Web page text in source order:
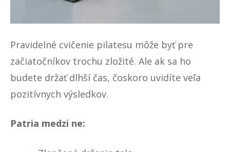
Pravidelné cvičenie pilatesu môže byť pre
začiatočníkov trochu zložité. Ale ak sa ho
budete držať dlhší čas, čoskoro uvidíte veľa
pozitívnych výsledkov.
Patria medzi ne: